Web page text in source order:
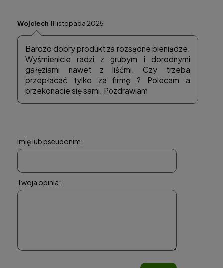
Wojciech 11 listopada 2025
Bardzo dobry produkt za rozsądne pieniądze.
Wyśmienicie radzi z grubym i dorodnymi
gałęziami nawet z liśćmi. Czy trzeba
przepłacać tylko za firmę ? Polecam a
przekonacie się sami. Pozdrawiam
Imię lub pseudonim:
Twoja opinia: